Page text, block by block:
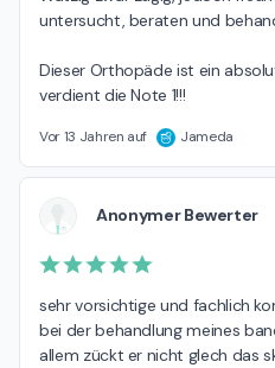
untersucht, beraten und
Dieser Orthopäde ist ein
verdient die Note 1!!!
Vor 13 Jahren auf Jameda
Anonymer Bewerter
sehr vorsichtige und fachlich
bei der behandlung meines
allem zückt er nicht glech das